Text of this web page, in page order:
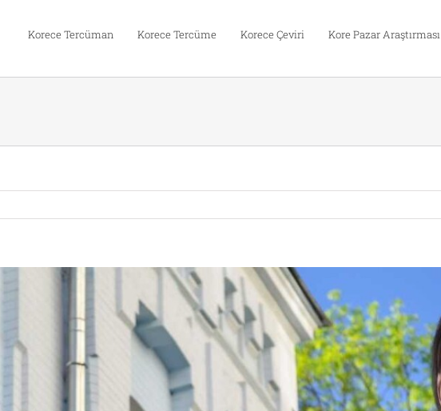
Korece Tercüman Korece Tercüme Korece Çeviri Kore Pazar Araştırması